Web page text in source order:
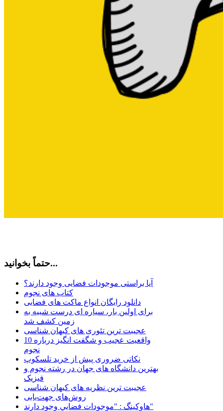
حتماً بخوانید...
آیا براستی موجودات فضایی وجود دارند؟
کتاب های نجوم
دانلود رایگان انواع ماکت های فضایی
برای اولین بار، سیاره ای درست شبیه به
زمین کشف شد
عجیبت ترین تئوری های کیهان شناسی
10 واقعیت عجیب و شگفت انگیز درباره
نجوم
نکاتی ضروری پیش از خرید تلسکوپ
بهترین دانشگاه های جهان در رشته نجوم و
فیزیک
عجیبت ترین نظریه های کیهان شناسی
روش‌های جهت‌یابی
هاوكينگ : "موجودات فضايي وجود دارند"